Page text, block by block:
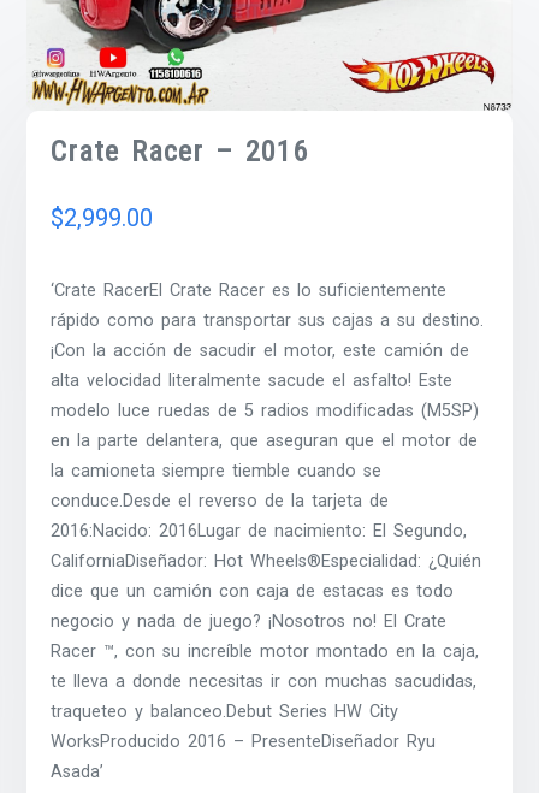
Crate Racer – 2016
$2,999.00
‘Crate RacerEl Crate Racer es lo suficientemente
rápido como para transportar sus cajas a su destino.
¡Con la acción de sacudir el motor, este camión de
alta velocidad literalmente sacude el asfalto! Este
modelo luce ruedas de 5 radios modificadas (M5SP)
en la parte delantera, que aseguran que el motor de
la camioneta siempre tiemble cuando se
conduce.Desde el reverso de la tarjeta de
2016:Nacido: 2016Lugar de nacimiento: El Segundo,
CaliforniaDiseñador: Hot Wheels®Especialidad: ¿Quién
dice que un camión con caja de estacas es todo
negocio y nada de juego? ¡Nosotros no! El Crate
Racer ™, con su increíble motor montado en la caja,
te lleva a donde necesitas ir con muchas sacudidas,
traqueteo y balanceo.Debut Series HW City
WorksProducido 2016 – PresenteDiseñador Ryu
Asada’